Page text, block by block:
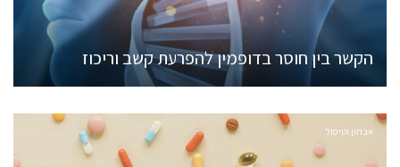
הקשר בין חוסר בדופמין להפרעת קשב וריכוז
אבחון וטיפול